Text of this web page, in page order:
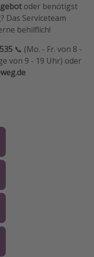
oder benötigst
Das Serviceteam
behilflich!
📞 (Mo. - Fr. von 8 -
von 9 - 19 Uhr) oder